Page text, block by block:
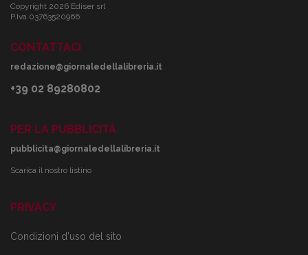
Copyright 2026 Ediser srl
P.Iva 03763520966
CONTATTACI
redazione@giornaledellalibreria.it
+39 02 89280802
PER LA PUBBLICITÀ
pubblicita@giornaledellalibreria.it
Scarica il nostro listino
PRIVACY
Condizioni d'uso del sito